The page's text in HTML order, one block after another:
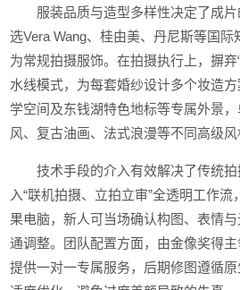
服装品质与造型多样性决定了成
选Vera Wang、桂由美、丹尼斯等国
为常规拍摄服饰。在拍摄执行上，摒弃
水线模式，为每套婚纱设计多个妆造
学空间及东钱湖特色地标等专属外景
风、复古油画、法式浪漫等不同高级风
技术手段的介入有效解决了传统拍
入“联机拍摄、立拍立审”全透明工作
果电脑，新人可当场确认构图、表情
通调整。团队配置方面，由金像奖得
提供一对一专属服务，后期修图遵循